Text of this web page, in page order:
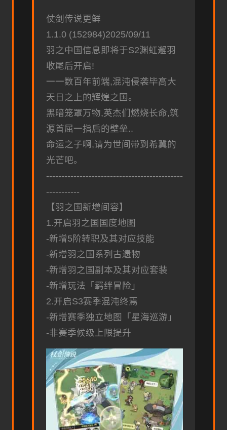
仗剑传说更鲜
1.1.0 (152984)2025/09/11
羽之中国信息即将于S2渊虹邂羽
收尾后开启!
一一数百年前端,混沌侵袭毕高大
天日之上的辉煌之国。
黑暗笼罩万物,英杰们燃烧长命,筑
源首屈一指后的壁垒..
命运之子啊,请为世间带到希冀的
光芒吧。
---------------------------------------------
-----------
【羽之国新增间容】
1.开启羽之国国度地图
-新增5阶转职及其对应技能
-新增羽之国系列古遗物
-新增羽之国副本及其对应套装
-新增玩法「羁绊冒险」
2.开启S3赛季混沌终焉
-新增赛季独立地图「星海巡游」
-非赛季候级上限提升